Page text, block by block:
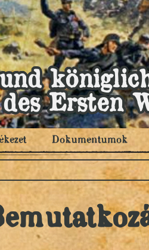
Ersten
Dokumentumok